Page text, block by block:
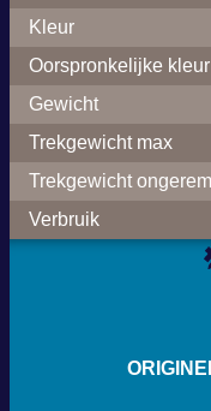
Kleur
Oorspronkelijke kleur
Gewicht
Trekgewicht max
Trekgewicht
Verbruik